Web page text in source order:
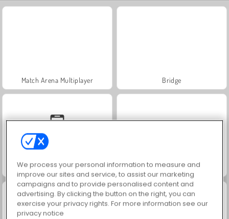
Match Arena Multiplayer Bridge
Solitario spider clásico Solitario TriPeaks Story
We process your personal information to measure and
improve our sites and service, to assist our marketing
campaigns and to provide personalised content and
advertising. By clicking the button on the right, you can
exercise your privacy rights. For more information see our
privacy notice